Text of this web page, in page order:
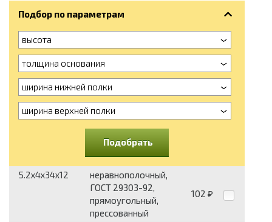
Подбор по параметрам
высота
толщина основания
ширина нижней полки
ширина верхней полки
Подобрать
5.2x4x34x12
неравнополочный,
ГОСТ 29303-92,
прямоугольный,
прессованный
102 ₽